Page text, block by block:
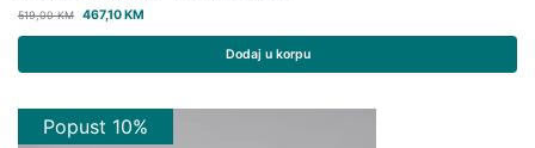
519,00KM 467,10KM
Dodaj u korpu
Popust 10%